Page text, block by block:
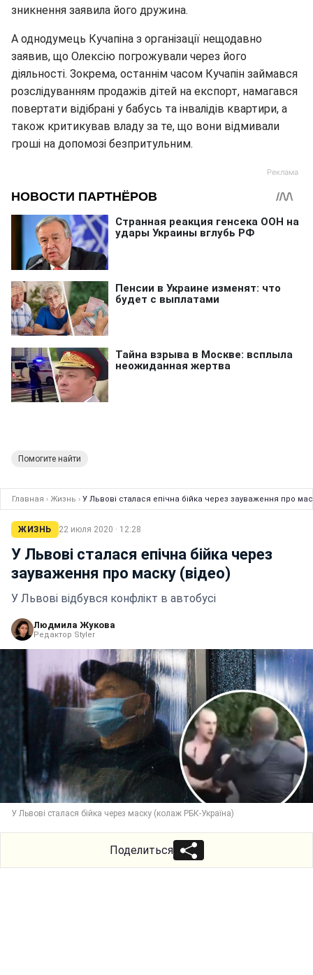
зникнення заявила його дружина.
А однодумець Кучапіна з організації нещодавно
заявив, що Олексію погрожували через його
діяльності. Зокрема, останнім часом Кучапін займався
розслідуванням продажів дітей на експорт, намагався
повертати відібрані у бабусь та інвалідів квартири, а
також критикував владу за те, що вони відмивали
гроші на допомозі безпритульним.
Помогите найти
Главная › Жизнь › У Львові сталася епічна бійка через зауваження про
ЖИЗНЬ 22 июля 2020 · 12:28
У Львові сталася епічна бійка через
зауваження про маску (відео)
У Львові відбувся конфлікт в автобусі
Людмила Жукова
Редактор Styler
У Львові сталася бійка через маску (колаж РБК-Україна)
Поделиться